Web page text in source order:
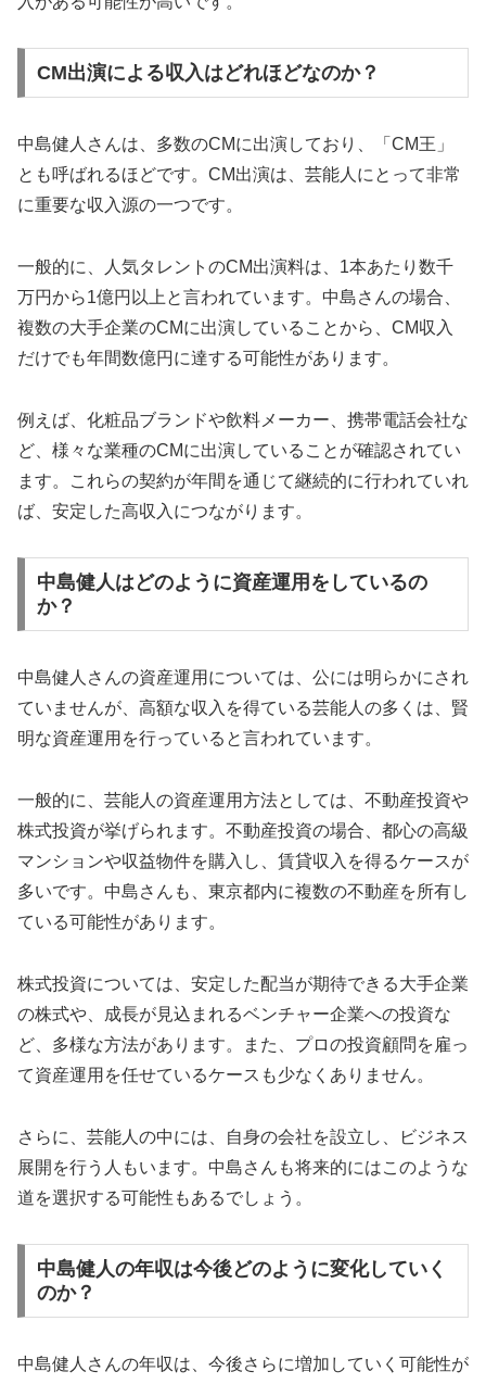
CM出演による収入はどれほどなのか？
中島健人さんは、多数のCMに出演しており、「CM王」
とも呼ばれるほどです。CM出演は、芸能人にとって非常
に重要な収入源の一つです。
一般的に、人気タレントのCM出演料は、1本あたり数千
万円から1億円以上と言われています。中島さんの場合、
複数の大手企業のCMに出演していることから、CM収入
だけでも年間数億円に達する可能性があります。
例えば、化粧品ブランドや飲料メーカー、携帯電話会社な
ど、様々な業種のCMに出演していることが確認されてい
ます。これらの契約が年間を通じて継続的に行われていれ
ば、安定した高収入につながります。
中島健人はどのように資産運用をしているの
か？
中島健人さんの資産運用については、公には明らかにされ
ていませんが、高額な収入を得ている芸能人の多くは、賢
明な資産運用を行っていると言われています。
一般的に、芸能人の資産運用方法としては、不動産投資や
株式投資が挙げられます。不動産投資の場合、都心の高級
マンションや収益物件を購入し、賃貸収入を得るケースが
多いです。中島さんも、東京都内に複数の不動産を所有し
ている可能性があります。
株式投資については、安定した配当が期待できる大手企業
の株式や、成長が見込まれるベンチャー企業への投資な
ど、多様な方法があります。また、プロの投資顧問を雇っ
て資産運用を任せているケースも少なくありません。
さらに、芸能人の中には、自身の会社を設立し、ビジネス
展開を行う人もいます。中島さんも将来的にはこのような
道を選択する可能性もあるでしょう。
中島健人の年収は今後どのように変化していく
のか？
中島健人さんの年収は、今後さらに増加していく可能性が